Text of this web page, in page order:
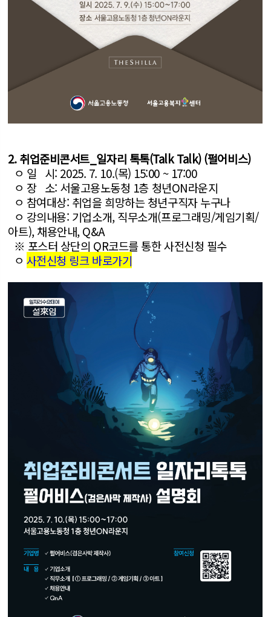
2. 취업준비콘서트_일자리 톡톡(Talk Talk) (펄어비스)
ㅇ 일 시: 2025. 7. 10.(목) 15:00 ~ 17:00
ㅇ 장 소: 서울고용노동청 1층 청년ON라운지
ㅇ 참여대상: 취업을 희망하는 청년구직자 누구나
ㅇ 강의내용: 기업소개, 직무소개(프로그래밍/게임기획/
아트), 채용안내, Q&A
※ 포스터 상단의 QR코드를 통한 사전신청 필수
ㅇ 사전신청 링크 바로가기